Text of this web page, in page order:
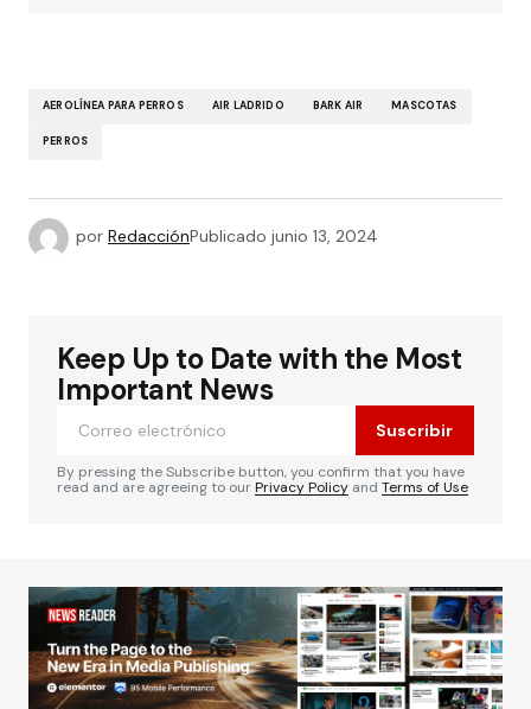
AEROLÍNEA PARA PERROS AIR LADRIDO BARK AIR MASCOTAS
PERROS
por RedacciónPublicado junio 13, 2024
Keep Up to Date with the Most
Important News
Suscribir
By pressing the Subscribe button, you confirm that you have
read and are agreeing to ourPrivacy Policy and Terms of Use